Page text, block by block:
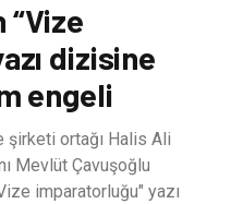
“Vize
dizisine
engeli
şirketi ortağı Halis Ali
Mevlüt Çavuşoğlu
imparatorluğu" yazı